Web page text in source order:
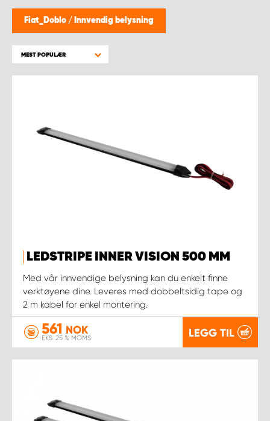
Fiat_Doblo / Innvendig belysning
MEST POPULÆR
LEDSTRIPE INNER VISION 500 MM
Med vår innvendige belysning kan du enkelt finne
verktøyene dine. Leveres med dobbeltsidig tape og
2 m kabel for enkel montering.
561 NOK
EKS. 25 % MOMS LEGG TIL
WORK SYSTEM NORWAY